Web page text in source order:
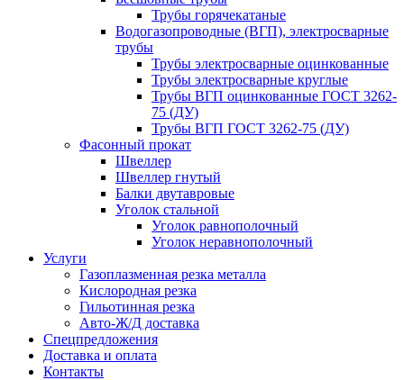
Трубы горячекатаные
Водогазопроводные (ВГП), электросварные
трубы
Трубы электросварные оцинкованные
Трубы электросварные круглые
Трубы ВГП оцинкованные ГОСТ 3262-
75 (ДУ)
Трубы ВГП ГОСТ 3262-75 (ДУ)
Фасонный прокат
Швеллер
Швеллер гнутый
Балки двутавровые
Уголок стальной
Уголок равнополочный
Уголок неравнополочный
Услуги
Газоплазменная резка металла
Кислородная резка
Гильотинная резка
Авто-Ж/Д доставка
Спецпредложения
Доставка и оплата
Контакты